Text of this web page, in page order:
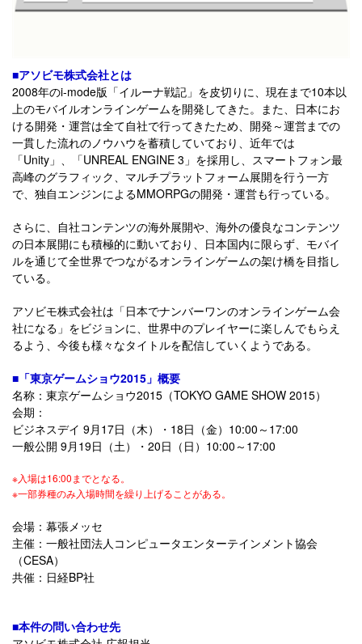
■アソビモ株式会社とは
2008年のi-mode版「イルーナ戦記」を皮切りに、現在まで10本以
上のモバイルオンラインゲームを開発してきた。また、日本にお
ける開発・運営は全て自社で行ってきたため、開発～運営までの
一貫した流れのノウハウを蓄積していており、近年では
「Unity」、「UNREAL ENGINE 3」を採用し、スマートフォン最
高峰のグラフィック、マルチプラットフォーム展開を行う一方
で、独自エンジンによるMMORPGの開発・運営も行っている。
さらに、自社コンテンツの海外展開や、海外の優良なコンテンツ
の日本展開にも積極的に動いており、日本国内に限らず、モバイ
ルを通じて全世界でつながるオンラインゲームの架け橋を目指し
ている。
アソビモ株式会社は「日本でナンバーワンのオンラインゲーム会
社になる」をビジョンに、世界中のプレイヤーに楽しんでもらえ
るよう、今後も様々なタイトルを配信していくようである。
■「東京ゲームショウ2015」概要
名称：東京ゲームショウ2015（TOKYO GAME SHOW 2015）
会期：
ビジネスデイ 9月17日（木）・18日（金）10:00～17:00
一般公開 9月19日（土）・20日（日）10:00～17:00
※入場は16:00までとなる。
※一部券種のみ入場時間を繰り上げることがある。
会場：幕張メッセ
主催：一般社団法人コンピュータエンターテインメント協会
（CESA）
共催：日経BP社
■本件の問い合わせ先